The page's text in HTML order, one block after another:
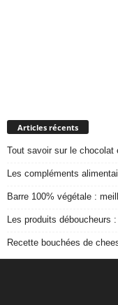
Articles récents
Tout savoir sur le chocolat
Les compléments
Barre 100% végétale :
Les produits déboucheurs
Recette bouchées de